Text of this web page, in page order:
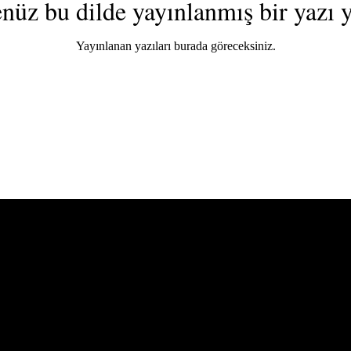
bu dilde yayınlanmış bir yazı
Yayınlanan yazıları burada göreceksiniz.